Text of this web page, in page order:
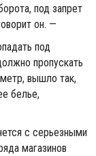
под запрет
он. —
под
пропускать
вышло так,
белье,
с серьезными
магазинов